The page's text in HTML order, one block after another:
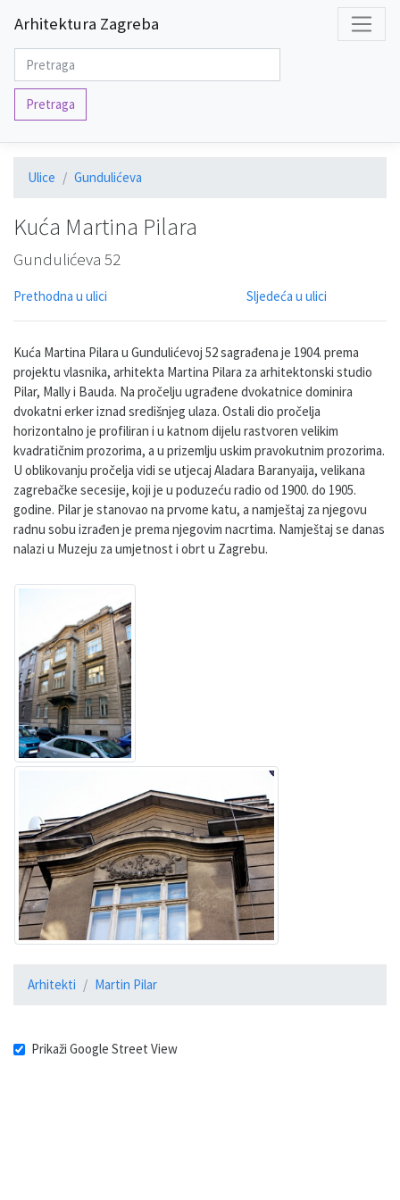
Arhitektura Zagreba
Pretraga
Ulice Gundulićeva
Kuća Martina Pilara
Gundulićeva 52
Prethodna u ulici Sljedeća u ulici
Kuća Martina Pilara u Gundulićevoj 52 sagrađena je 1904. prema
projektu vlasnika, arhitekta Martina Pilara za arhitektonski studio
Pilar, Mally i Bauda. Na pročelju ugrađene dvokatnice dominira
dvokatni erker iznad središnjeg ulaza. Ostali dio pročelja
horizontalno je profiliran i u katnom dijelu rastvoren velikim
kvadratičnim prozorima, a u prizemlju uskim pravokutnim prozorima.
U oblikovanju pročelja vidi se utjecaj Aladara Baranyaija, velikana
zagrebačke secesije, koji je u poduzeću radio od 1900. do 1905.
godine. Pilar je stanovao na prvome katu, a namještaj za njegovu
radnu sobu izrađen je prema njegovim nacrtima. Namještaj se danas
nalazi u Muzeju za umjetnost i obrt u Zagrebu.
Arhitekti Martin Pilar
Prikaži Google Street View